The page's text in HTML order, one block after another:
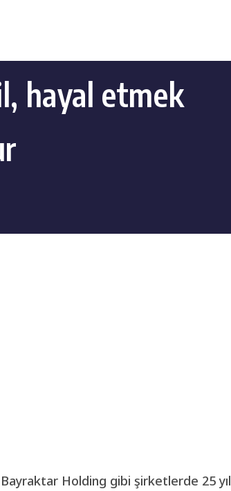
hayal etmek
Holding gibi şirketlerde 25 yıl